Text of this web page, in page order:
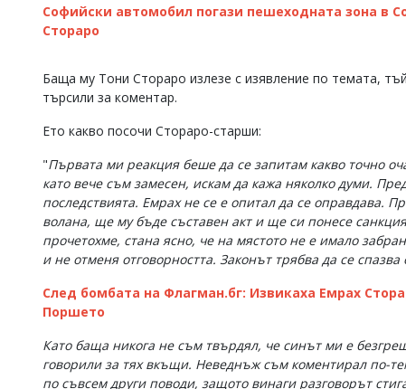
статиите
читателите
отговорност
откриете
обиден
коментар,
Софийски автомобил погази пешеходната зона в
Стораро
Баща му Тони Стораро излезе с изявление по темата,
търсили за коментар.
Ето какво посочи Стораро-старши:
"Първата ми реакция беше да се запитам какво точно
като вече съм замесен, искам да кажа няколко думи.
последствията. Емрах не се е опитал да се оправдава.
волана, ще му бъде съставен акт и ще си понесе
прочетохме, стана ясно, че на мястото не е имало
и не отменя отговорността. Законът трябва да се спазва
След бомбата на Флагман.бг: Извикаха Емрах
Поршето
Като баща никога не съм твърдял, че синът ми е
говорили за тях вкъщи. Неведнъж съм коментирал по-
по съвсем други поводи, защото винаги разговорът